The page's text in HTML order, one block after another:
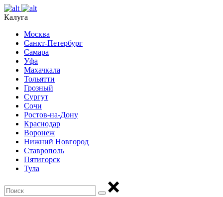
Калуга
Москва
Санкт-Петербург
Самара
Уфа
Махачкала
Тольятти
Грозный
Сургут
Сочи
Ростов-на-Дону
Краснодар
Воронеж
Нижний Новгород
Ставрополь
Пятигорск
Тула